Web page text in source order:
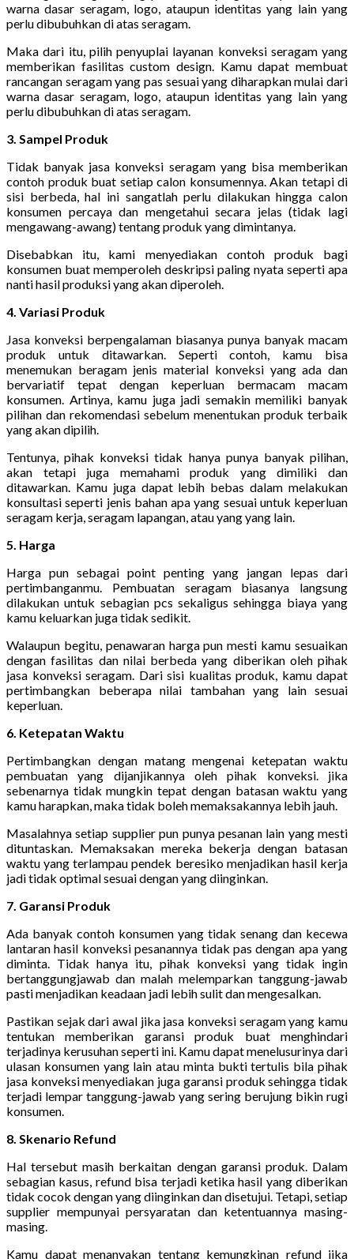
warna dasar seragam, logo, ataupun identitas yang lain yang
perlu dibubuhkan di atas seragam.
Maka dari itu, pilih penyuplai layanan konveksi seragam yang
memberikan fasilitas custom design. Kamu dapat membuat
rancangan seragam yang pas sesuai yang diharapkan mulai dari
warna dasar seragam, logo, ataupun identitas yang lain yang
perlu dibubuhkan di atas seragam.
3. Sampel Produk
Tidak banyak jasa konveksi seragam yang bisa memberikan
contoh produk buat setiap calon konsumennya. Akan tetapi di
sisi berbeda, hal ini sangatlah perlu dilakukan hingga calon
konsumen percaya dan mengetahui secara jelas (tidak lagi
mengawang-awang) tentang produk yang dimintanya.
Disebabkan itu, kami menyediakan contoh produk bagi
konsumen buat memperoleh deskripsi paling nyata seperti apa
nanti hasil produksi yang akan diperoleh.
4. Variasi Produk
Jasa konveksi berpengalaman biasanya punya banyak macam
produk untuk ditawarkan. Seperti contoh, kamu bisa
menemukan beragam jenis material konveksi yang ada dan
bervariatif tepat dengan keperluan bermacam macam
konsumen. Artinya, kamu juga jadi semakin memiliki banyak
pilihan dan rekomendasi sebelum menentukan produk terbaik
yang akan dipilih.
Tentunya, pihak konveksi tidak hanya punya banyak pilihan,
akan tetapi juga memahami produk yang dimiliki dan
ditawarkan. Kamu juga dapat lebih bebas dalam melakukan
konsultasi seperti jenis bahan apa yang sesuai untuk keperluan
seragam kerja, seragam lapangan, atau yang yang lain.
5. Harga
Harga pun sebagai point penting yang jangan lepas dari
pertimbanganmu. Pembuatan seragam biasanya langsung
dilakukan untuk sebagian pcs sekaligus sehingga biaya yang
kamu keluarkan juga tidak sedikit.
Walaupun begitu, penawaran harga pun mesti kamu sesuaikan
dengan fasilitas dan nilai berbeda yang diberikan oleh pihak
jasa konveksi seragam. Dari sisi kualitas produk, kamu dapat
pertimbangkan beberapa nilai tambahan yang lain sesuai
keperluan.
6. Ketepatan Waktu
Pertimbangkan dengan matang mengenai ketepatan waktu
pembuatan yang dijanjikannya oleh pihak konveksi. jika
sebenarnya tidak mungkin tepat dengan batasan waktu yang
kamu harapkan, maka tidak boleh memaksakannya lebih jauh.
Masalahnya setiap supplier pun punya pesanan lain yang mesti
dituntaskan. Memaksakan mereka bekerja dengan batasan
waktu yang terlampau pendek beresiko menjadikan hasil kerja
jadi tidak optimal sesuai dengan yang diinginkan.
7. Garansi Produk
Ada banyak contoh konsumen yang tidak senang dan kecewa
lantaran hasil konveksi pesanannya tidak pas dengan apa yang
diminta. Tidak hanya itu, pihak konveksi yang tidak ingin
bertanggungjawab dan malah melemparkan tanggung-jawab
pasti menjadikan keadaan jadi lebih sulit dan mengesalkan.
Pastikan sejak dari awal jika jasa konveksi seragam yang kamu
tentukan memberikan garansi produk buat menghindari
terjadinya kerusuhan seperti ini. Kamu dapat menelusurinya dari
ulasan konsumen yang lain atau minta bukti tertulis bila pihak
jasa konveksi menyediakan juga garansi produk sehingga tidak
terjadi lempar tanggung-jawab yang sering berujung bikin rugi
konsumen.
8. Skenario Refund
Hal tersebut masih berkaitan dengan garansi produk. Dalam
sebagian kasus, refund bisa terjadi ketika hasil yang diberikan
tidak cocok dengan yang diinginkan dan disetujui. Tetapi, setiap
supplier mempunyai persyaratan dan ketentuannya masing-
masing.
Kamu dapat menanyakan tentang kemungkinan refund jika